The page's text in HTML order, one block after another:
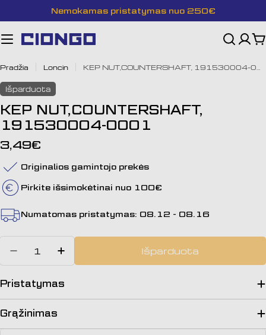
prie
turinio
Nemokamas pristatymas nuo 250€
Pradžia Loncin
Išparduota
KEP NUT,COUNTERSHAFT,
191530004-0001
Įprasta
kaina
3,49€
Originalios gamintojo prekės
Pirkite išsimokėtinai nuo 100€
Numatomas pristatymas: 08.12 - 08.16
Sumažinti kiekį: KEP
Padidinti KEP
Išparduota
Pristatymas
Grąžinimas